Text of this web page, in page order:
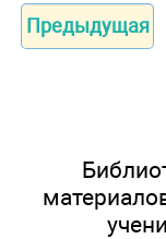
Предыдущая